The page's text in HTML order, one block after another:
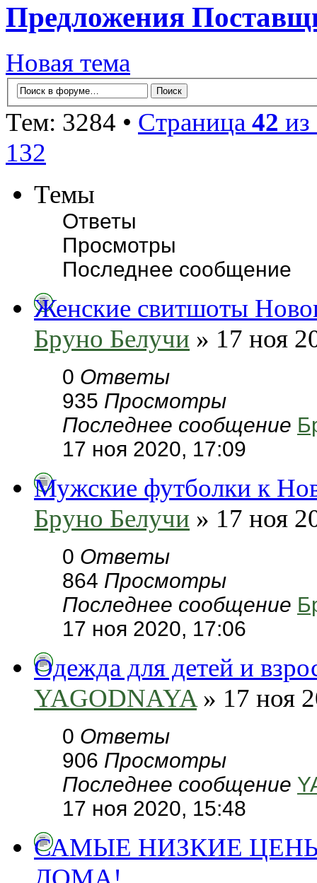
Предложения
Новая тема
Тем: 3284 • Страница 42 из
132
Темы
Ответы
Просмотры
Последнее сообщение
Женские свитшоты
Бруно Белучи » 17 ноя
0 Ответы
935 Просмотры
Последнее сообщение
17 ноя 2020, 17:09
Мужские футболки к
Бруно Белучи » 17 ноя
0 Ответы
864 Просмотры
Последнее сообщение
17 ноя 2020, 17:06
Одежда для детей и
YAGODNAYA» 17 ноя
0 Ответы
906 Просмотры
Последнее сообщение
17 ноя 2020, 15:48
САМЫЕ НИЗКИЕ